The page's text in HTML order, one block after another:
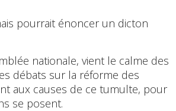
pourrait énoncer un dicton
nationale, vient le calme des
débats sur la réforme des
aux causes de ce tumulte, pour
se posent.